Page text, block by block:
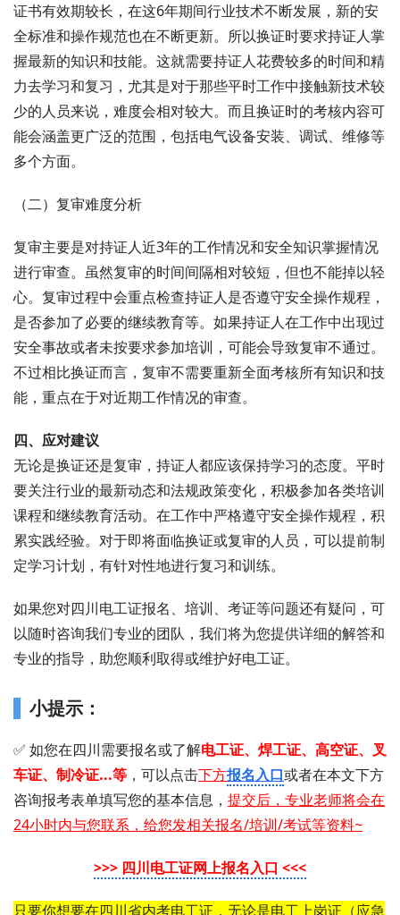
证书有效期较长，在这6年期间行业技术不断发展，新的安
全标准和操作规范也在不断更新。所以换证时要求持证人掌
握最新的知识和技能。这就需要持证人花费较多的时间和精
力去学习和复习，尤其是对于那些平时工作中接触新技术较
少的人员来说，难度会相对较大。而且换证时的考核内容可
能会涵盖更广泛的范围，包括电气设备安装、调试、维修等
多个方面。
（二）复审难度分析
复审主要是对持证人近3年的工作情况和安全知识掌握情况
进行审查。虽然复审的时间间隔相对较短，但也不能掉以轻
心。复审过程中会重点检查持证人是否遵守安全操作规程，
是否参加了必要的继续教育等。如果持证人在工作中出现过
安全事故或者未按要求参加培训，可能会导致复审不通过。
不过相比换证而言，复审不需要重新全面考核所有知识和技
能，重点在于对近期工作情况的审查。
四、应对建议
无论是换证还是复审，持证人都应该保持学习的态度。平时
要关注行业的最新动态和法规政策变化，积极参加各类培训
课程和继续教育活动。在工作中严格遵守安全操作规程，积
累实践经验。对于即将面临换证或复审的人员，可以提前制
定学习计划，有针对性地进行复习和训练。
如果您对四川电工证报名、培训、考证等问题还有疑问，可
以随时咨询我们专业的团队，我们将为您提供详细的解答和
专业的指导，助您顺利取得或维护好电工证。
小提示：
✅ 如您在四川需要 报名或了解电工证 、 焊工证 、 高空证、叉
车证、制冷证...等 ，可以点击下方报名入口或者在本文下方
咨询报考表单填写您的基本信息， 提交后，专业老师将会在
24小时内与您联系，给您发相关报名/培训/考试等资料~
>>> 四川电工证网上报名入口 <<<
只要你想要在四川省内考电工证，无论是电工上岗证（应急